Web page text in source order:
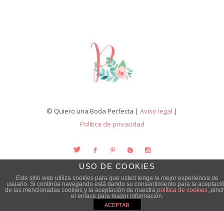
© Quiero una Boda Perfecta | Aviso legal |
Política de privacidad
USO DE COOKIES
Este sitio web utiliza cookies para que usted tenga la mejor experiencia de
usuario. Si continúa navegando está dando su consentimiento para la
de las mencionadas cookies y la aceptación de nuestra política de cookies,
el enlace para mayor información.
ACEPTAR